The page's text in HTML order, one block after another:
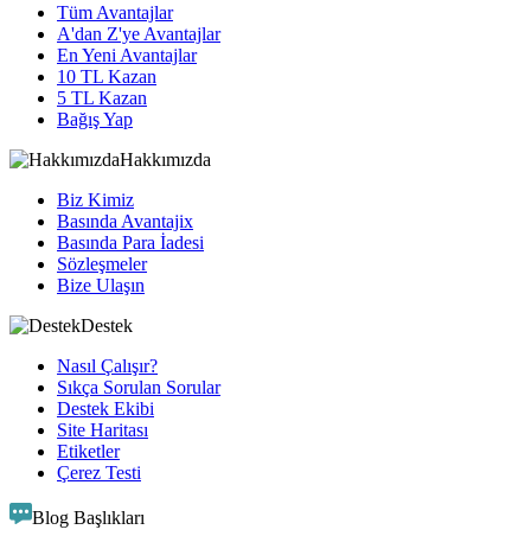
Tüm Avantajlar
A'dan Z'ye Avantajlar
En Yeni Avantajlar
10 TL Kazan
5 TL Kazan
Bağış Yap
Hakkımızda
Biz Kimiz
Basında Avantajix
Basında Para İadesi
Sözleşmeler
Bize Ulaşın
Destek
Nasıl Çalışır?
Sıkça Sorulan Sorular
Destek Ekibi
Site Haritası
Etiketler
Çerez Testi
Blog Başlıkları